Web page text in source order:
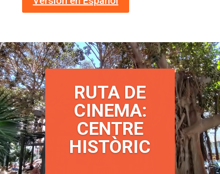
RUTA DE
CINEMA:
CENTRE
HISTÒRIC